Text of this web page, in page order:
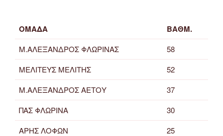
ΟΜΑΔΑ ΒΑΘΜ.
Μ.ΑΛΕΞΑΝΔΡΟΣ ΦΛΩΡΙΝΑΣ
58
ΜΕΛΙΤΕΥΣ ΜΕΛΙΤΗΣ
52
Μ.ΑΛΕΞΑΝΔΡΟΣ ΑΕΤΟΥ
37
ΠΑΣ ΦΛΩΡΙΝΑ
30
ΑΡΗΣ ΛΟΦΩΝ
25